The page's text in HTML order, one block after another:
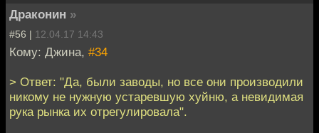
Драконин »
#56 | 12.04.17 14:43
Кому: Джина, #34
> Ответ: "Да, были заводы, но все они производили
никому не нужную устаревшую хуйню, а невидимая
рука рынка их отрегулировала".